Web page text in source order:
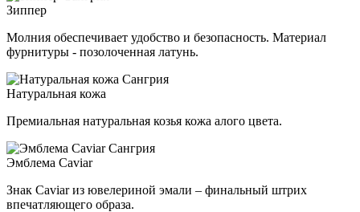
Зиппер
Молния обеспечивает удобство и безопасность. Материал
фурнитуры - позолоченная латунь.
Натуральная кожа
Премиальная натуральная козья кожа алого цвета.
Эмблема Caviar
Знак Caviar из ювелериной эмали – финальный штрих
впечатляющего образа.